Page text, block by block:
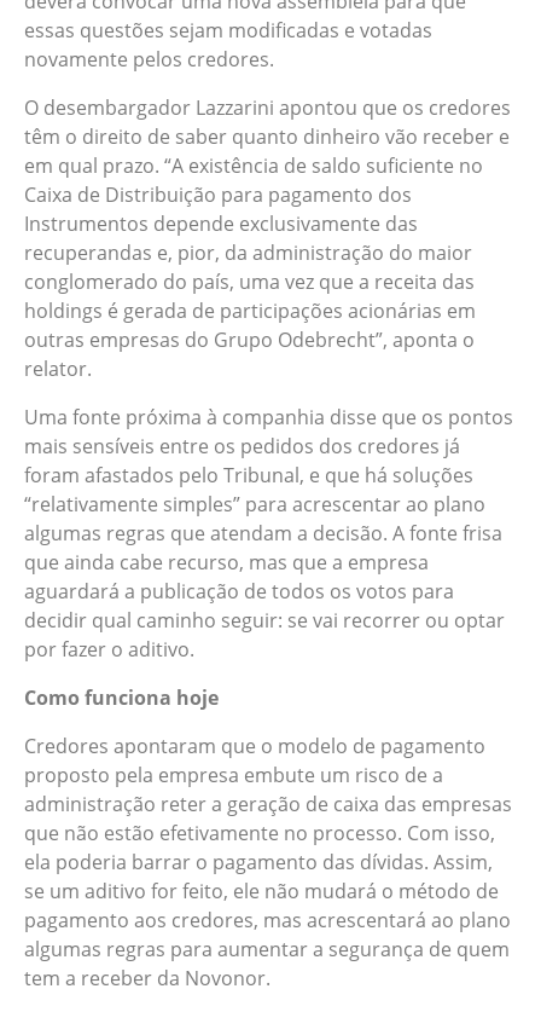
essas questões sejam modificadas e votadas
novamente pelos credores.
O desembargador Lazzarini apontou que os credores
têm o direito de saber quanto dinheiro vão receber e
em qual prazo. “A existência de saldo suficiente no
Caixa de Distribuição para pagamento dos
Instrumentos depende exclusivamente das
recuperandas e, pior, da administração do maior
conglomerado do país, uma vez que a receita das
holdings é gerada de participações acionárias em
outras empresas do Grupo Odebrecht”, aponta o
relator.
Uma fonte próxima à companhia disse que os pontos
mais sensíveis entre os pedidos dos credores já
foram afastados pelo Tribunal, e que há soluções
“relativamente simples” para acrescentar ao plano
algumas regras que atendam a decisão. A fonte frisa
que ainda cabe recurso, mas que a empresa
aguardará a publicação de todos os votos para
decidir qual caminho seguir: se vai recorrer ou optar
por fazer o aditivo.
Como funciona hoje
Credores apontaram que o modelo de pagamento
proposto pela empresa embute um risco de a
administração reter a geração de caixa das empresas
que não estão efetivamente no processo. Com isso,
ela poderia barrar o pagamento das dívidas. Assim,
se um aditivo for feito, ele não mudará o método de
pagamento aos credores, mas acrescentará ao plano
algumas regras para aumentar a segurança de quem
tem a receber da Novonor.